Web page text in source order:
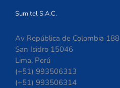
Sumitel S.A.C.
Av República de Colombia 188
San Isidro 15046
Lima, Perú
(+51) 993506313
(+51) 993506314